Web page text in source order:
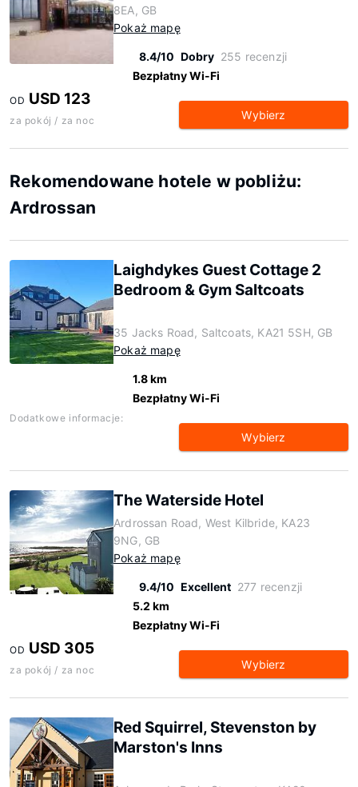
8EA, GB
Pokaż mapę
8.4/10 Dobry 255 recenzji
Bezpłatny Wi-Fi
OD USD 123
za pokój / za noc Wybierz
Rekomendowane hotele w pobliżu:
Ardrossan
Laighdykes Guest Cottage 2
Bedroom & Gym Saltcoats
35 Jacks Road, Saltcoats, KA21 5SH, GB
Pokaż mapę
1.8 km
Bezpłatny Wi-Fi
Dodatkowe informacje:
Wybierz
The Waterside Hotel
Ardrossan Road, West Kilbride, KA23
9NG, GB
Pokaż mapę
9.4/10 Excellent 277 recenzji
5.2 km
Bezpłatny Wi-Fi
OD USD 305
za pokój / za noc Wybierz
Red Squirrel, Stevenston by
Marston's Inns